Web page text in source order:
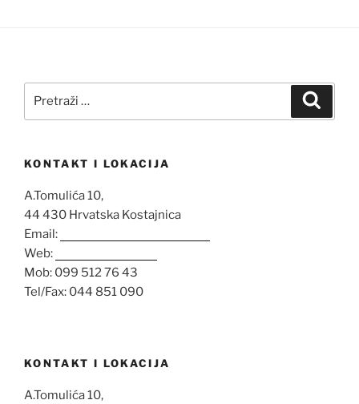
KONTAKT I LOKACIJA
A.Tomulića 10,
44 430 Hrvatska Kostajnica
Email:
Web:
Mob: 099 512 76 43
Tel/Fax: 044 851 090
KONTAKT I LOKACIJA
A.Tomulića 10,